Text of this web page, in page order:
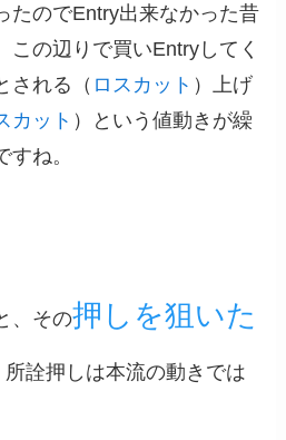
たのでEntry出来なかった昔
この辺りで買いEntryしてく
される（ ロスカット ）上げ
カット ）という値動きが繰
すね。
、その押しを狙いた
所詮押しは本流の動きでは